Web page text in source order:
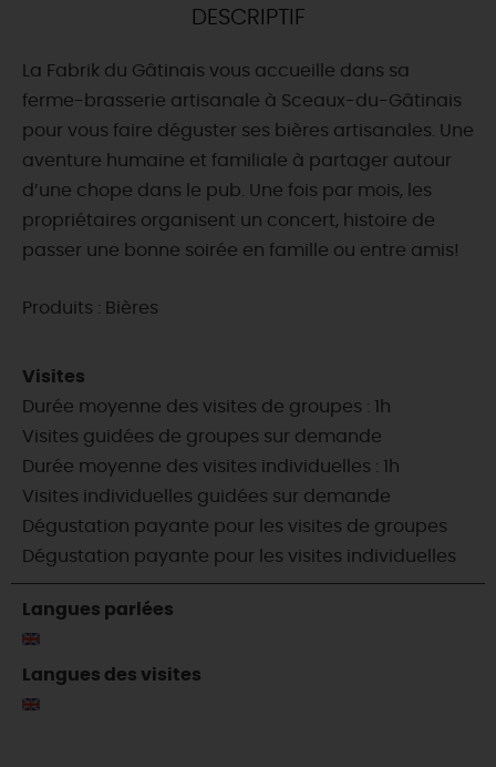
CE WEEK-END
CETTE SEMAINE
DESCRIPTIF
La Fabrik du Gâtinais vous accueille dans sa
ferme-brasserie artisanale à Sceaux-du-Gâtinais
pour vous faire déguster ses bières artisanales. Une
aventure humaine et familiale à partager autour
d’une chope dans le pub. Une fois par mois, les
propriétaires organisent un concert, histoire de
passer une bonne soirée en famille ou entre amis!
Produits : Bières
Visites
Durée moyenne des visites de groupes : 1h
Visites guidées de groupes sur demande
Durée moyenne des visites individuelles : 1h
Visites individuelles guidées sur demande
Dégustation payante pour les visites de groupes
Dégustation payante pour les visites individuelles
Langues parlées
Langues des visites